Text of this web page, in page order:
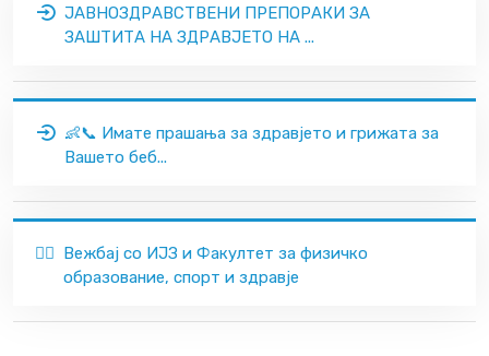
ЈАВНОЗДРАВСТВЕНИ ПРЕПОРАКИ ЗА
ЗАШТИТА НА ЗДРАВЈЕТО НА ...
👶📞 Имате прашања за здравјето и грижата за
Вашето беб...
🏃‍♂️ Вежбај со ИЈЗ и Факултет за физичко
образование, спорт и здравје